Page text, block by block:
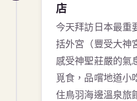
店
今天拜訪日本最
括外宮（豐受大神
感受神聖莊嚴的氣
覓食，品嚐地道小
住鳥羽海邊溫泉旅